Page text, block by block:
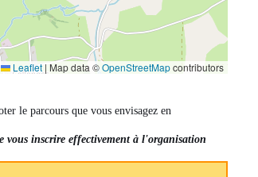
Leaflet | Map data ©OpenStreetMapcontributors
le parcours que vous envisagez en
inscrire effectivement à l'organisation